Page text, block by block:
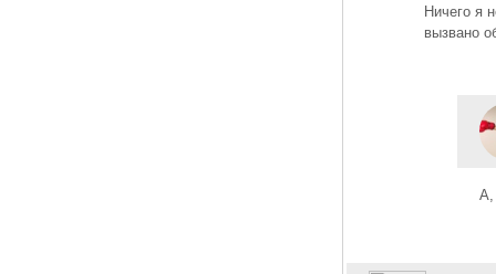
Ничего я
вызвано
А,